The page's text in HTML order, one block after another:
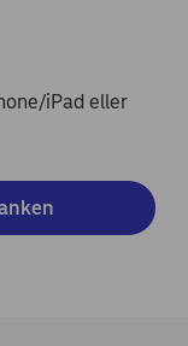
iPad eller